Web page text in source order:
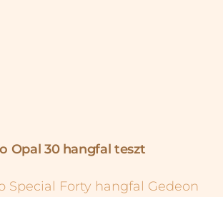
Opal 30 hangfal teszt